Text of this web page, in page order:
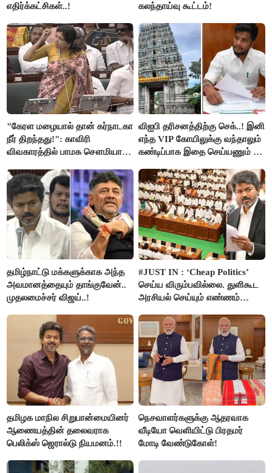
எதிர்க்கட்சிகள்..!
கலந்தாய்வு கூட்டம்!
"கேரள மழையால் தான் கர்நாடகா
நீர் திறந்தது!": காவிரி
விவகாரத்தில் பாமக சௌமியா
விஐபி தரிசனத்திற்கு செக்..! இனி
எந்த VIP கோயிலுக்கு வந்தாலும்
கண்டிப்பாக இதை செய்யணும் -
தமிழ்நாட்டு மக்களுக்காக அந்த
அவமானத்தையும் தாங்குவேன்..
முதலமைச்சர் விஜய்..!
#JUST IN : ‘Cheap Politics’
செய்ய விரும்பவில்லை. துளிகூட
அரசியல் செய்யும் எண்ணம்
விஜய் பதில்!
தமிழக மாநில சிறுபான்மையினர்
ஆணையத்தின் தலைவராக
பெலிக்ஸ் ஜெரால்டு நியமனம்.!!
நெசவாளர்களுக்கு ஆதரவாக
வீடியோ வெளியிட்டு பிரதமர்
மோடி வேண்டுகோள்!